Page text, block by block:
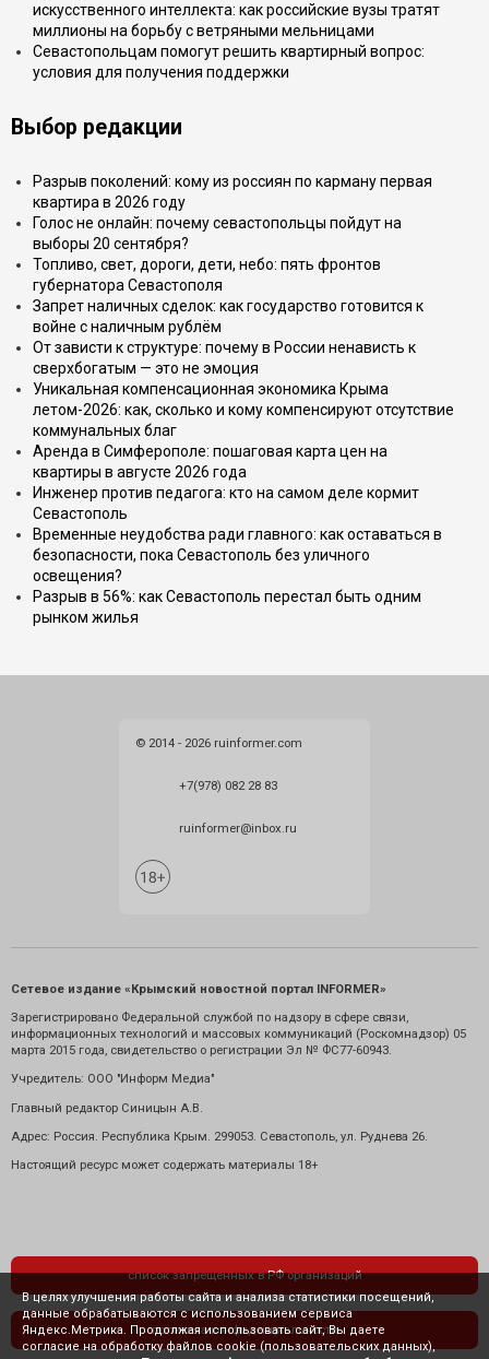
искусственного интеллекта: как российские вузы тратят
миллионы на борьбу с ветряными мельницами
Севастопольцам помогут решить квартирный вопрос:
условия для получения поддержки
Выбор редакции
Разрыв поколений: кому из россиян по карману первая
квартира в 2026 году
Голос не онлайн: почему севастопольцы пойдут на
выборы 20 сентября?
Топливо, свет, дороги, дети, небо: пять фронтов
губернатора Севастополя
Запрет наличных сделок: как государство готовится к
войне с наличным рублём
От зависти к структуре: почему в России ненависть к
сверхбогатым — это не эмоция
Уникальная компенсационная экономика Крыма
летом-2026: как, сколько и кому компенсируют отсутствие
коммунальных благ
Аренда в Симферополе: пошаговая карта цен на
квартиры в августе 2026 года
Инженер против педагога: кто на самом деле кормит
Севастополь
Временные неудобства ради главного: как оставаться в
безопасности, пока Севастополь без уличного
освещения?
Разрыв в 56%: как Севастополь перестал быть одним
рынком жилья
© 2014 - 2026 ruinformer.com
+7(978) 082 28 83
ruinformer@inbox.ru
Сетевое издание «Крымский новостной портал INFORMER»
Зарегистрировано Федеральной службой по надзору в сфере связи,
информационных технологий и массовых коммуникаций (Роскомнадзор) 05
марта 2015 года, свидетельство о регистрации Эл № ФС77-60943.
Учредитель: ООО "Информ Медиа"
Главный редактор Синицын А.В.
Адрес: Россия. Республика Крым. 299053. Севастополь, ул. Руднева 26.
Настоящий ресурс может содержать материалы 18+
список запрещенных в РФ организаций
политика конфиденциальности
В целях улучшения работы сайта и анализа статистики посещений,
данные обрабатываются с использованием сервиса
Яндекс.Метрика. Продолжая использовать сайт, Вы даете
согласие на обработку файлов cookie (пользовательских данных),